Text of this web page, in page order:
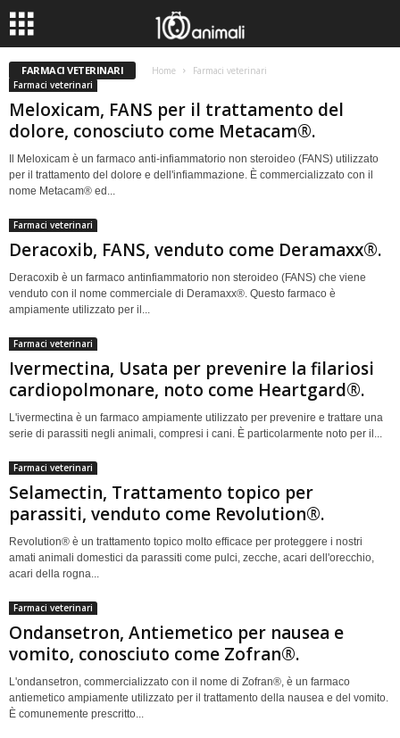
FARMACI VETERINARI Home
Farmaci veterinari
Farmaci veterinari
Meloxicam, FANS per il trattamento del
dolore, conosciuto come Metacam®.
Il Meloxicam è un farmaco anti-infiammatorio non steroideo (FANS) utilizzato
per il trattamento del dolore e dell'infiammazione. È commercializzato con il
nome Metacam® ed...
Farmaci veterinari
Deracoxib, FANS, venduto come Deramaxx®.
Deracoxib è un farmaco antinfiammatorio non steroideo (FANS) che viene
venduto con il nome commerciale di Deramaxx®. Questo farmaco è
ampiamente utilizzato per il...
Farmaci veterinari
Ivermectina, Usata per prevenire la filariosi
cardiopolmonare, noto come Heartgard®.
L'ivermectina è un farmaco ampiamente utilizzato per prevenire e trattare una
serie di parassiti negli animali, compresi i cani. È particolarmente noto per il...
Farmaci veterinari
Selamectin, Trattamento topico per
parassiti, venduto come Revolution®.
Revolution® è un trattamento topico molto efficace per proteggere i nostri
amati animali domestici da parassiti come pulci, zecche, acari dell'orecchio,
acari della rogna...
Farmaci veterinari
Ondansetron, Antiemetico per nausea e
vomito, conosciuto come Zofran®.
L'ondansetron, commercializzato con il nome di Zofran®, è un farmaco
antiemetico ampiamente utilizzato per il trattamento della nausea e del vomito.
È comunemente prescritto...